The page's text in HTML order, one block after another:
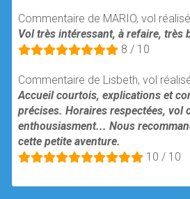
Commentaire de MARIO, vol
Vol très intéressant, à refaire, très
8 / 10
Commentaire de Lisbeth, vol
Accueil courtois, explications et
précises. Horaires respectées, vol
enthousiasment... Nous
cette petite aventure.
10 / 10